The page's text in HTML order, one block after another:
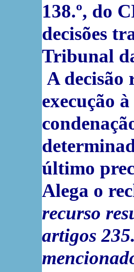
138.º, do
decisões
Tribunal
A decisão
execução
último
Alega o
recurso
artigos